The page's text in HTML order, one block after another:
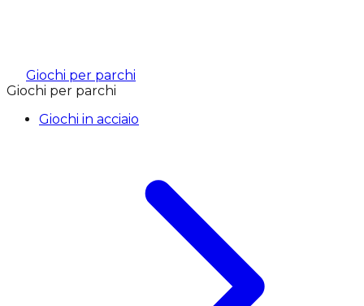
Giochi per parchi
Giochi per parchi
Giochi in acciaio